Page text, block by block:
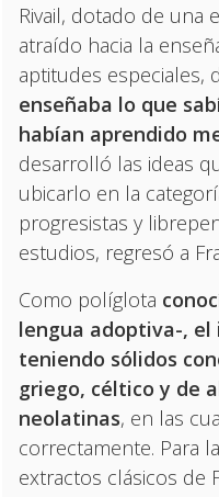
Rivail, dotado de una
atraído hacia la
aptitudes especiales,
enseñaba lo que
habían aprendido
desarrolló las ideas
ubicarlo en la
progresistas y
estudios, regresó a
Como políglota
lengua adoptiva-, el
teniendo sólidos
griego, céltico y de
neolatinas, en las
correctamente. Para
extractos clásicos de